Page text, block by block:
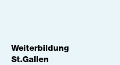
Weiterbildung
St.Gallen